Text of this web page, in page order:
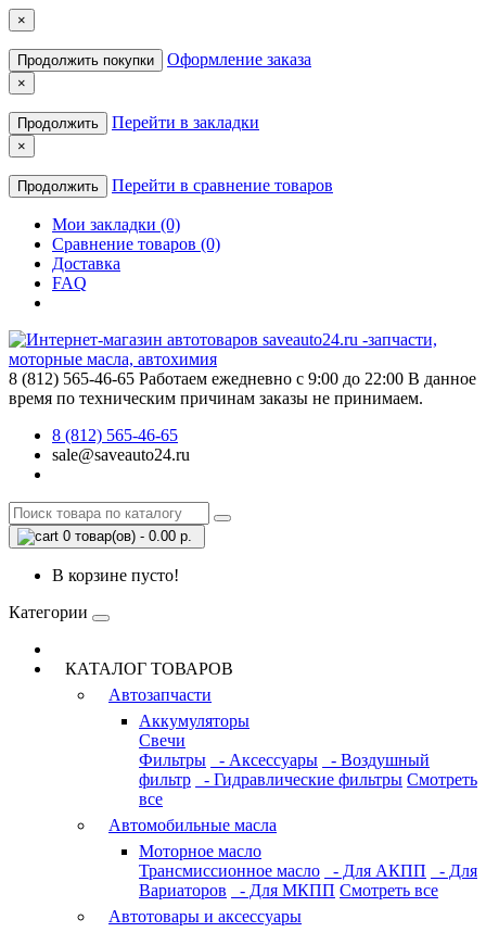
×
Продолжить покупки Оформление заказа
×
Продолжить Перейти в закладки
×
Продолжить Перейти в сравнение товаров
Мои закладки (0)
Сравнение товаров (0)
Доставка
FAQ
8 (812) 565-46-65 Работаем ежедневно с 9:00 до 22:00 В данное
время по техническим причинам заказы не принимаем.
8 (812) 565-46-65
sale@saveauto24.ru
0 товар(ов) - 0.00 р.
В корзине пусто!
Категории
КАТАЛОГ ТОВАРОВ
Автозапчасти
Аккумуляторы
Свечи
Фильтры
- Аксессуары
- Воздушный
фильтр
- Гидравлические фильтры Смотреть
все
Автомобильные масла
Моторное масло
Трансмиссионное масло
- Для АКПП
- Для
Вариаторов
- Для МКПП Смотреть все
Автотовары и аксессуары